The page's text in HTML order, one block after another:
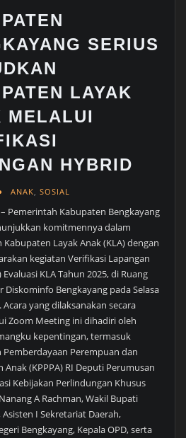
SERIUS
LAYAK
MELALUI
HYBRID
ANAK SOSIAL
Pemerintah Kabupaten Bengkayang
komitmennya dalam
Layak Anak (KLA) dengan
kegiatan Verifikasi Lapangan
KLA Tahun 2025, di Ruang
Diskominfo Bengkayang pada Selasa
Acara yang dilaksanakan secara
Zoom Meeting ini dihadiri oleh
kepentingan, termasuk
Pemberdayaan Perempuan dan
Anak (KPPPA) RI Deputi Perumusan
Kebijakan Perlindungan Khusus
A Rachman, Wakil Bupati
Asisten I Sekretariat Daerah,
Bengkayang, Kepala OPD, serta